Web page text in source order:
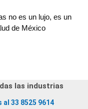
no es un lujo, es un
de México
las industrias
al 33 8525 9614